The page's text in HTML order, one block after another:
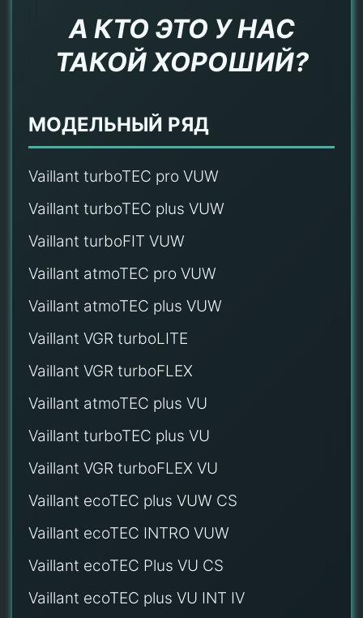
А КТО ЭТО У НАС
ТАКОЙ ХОРОШИЙ?
МОДЕЛЬНЫЙ РЯД
Vaillant turboTEC pro VUW
Vaillant turboTEC plus VUW
Vaillant turboFIT VUW
Vaillant atmoTEC pro VUW
Vaillant atmoTEC plus VUW
Vaillant VGR turboLITE
Vaillant VGR turboFLEX
Vaillant atmoTEC plus VU
Vaillant turboTEC plus VU
Vaillant VGR turboFLEX VU
Vaillant ecoTEC plus VUW CS
Vaillant ecoTEC INTRO VUW
Vaillant ecoTEC Plus VU CS
Vaillant ecoTEC plus VU INT IV